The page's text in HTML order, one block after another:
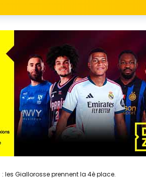
: les Giallorosse prennent la 4è place.